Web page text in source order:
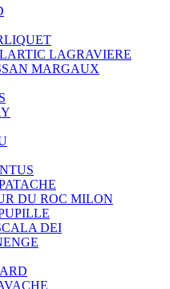
LAGRAVIERE
MARGAUX
DU ROC MILON
DEI